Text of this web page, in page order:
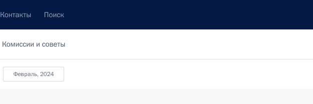
Контакты Поиск
Комиссии и советы
февраль, 2024